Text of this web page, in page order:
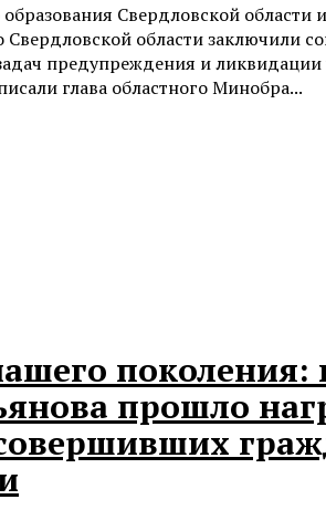
Свердловской области
области заключили
предупреждения и ликвидации
глава областного Минобра...
поколения:
прошло